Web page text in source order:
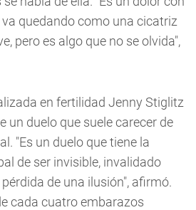
quedando como una cicatriz
pero es algo que no se olvida",
en fertilidad Jenny Stiglitz
un duelo que suele carecer de
"Es un duelo que tiene la
de ser invisible, invalidado
de una ilusión", afirmó.
cada cuatro embarazos